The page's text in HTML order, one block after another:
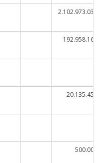
2.102.973.036
192.958.167
20.135.457
500.000